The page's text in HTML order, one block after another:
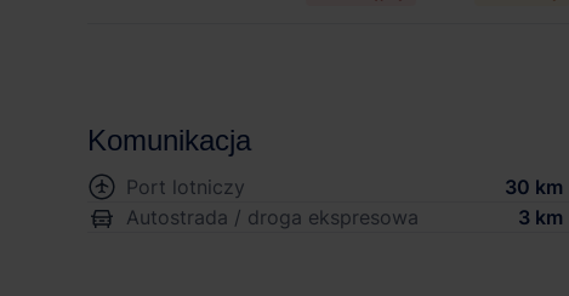
Komunikacja
Port lotniczy 30 km
Autostrada / droga ekspresowa
3 km